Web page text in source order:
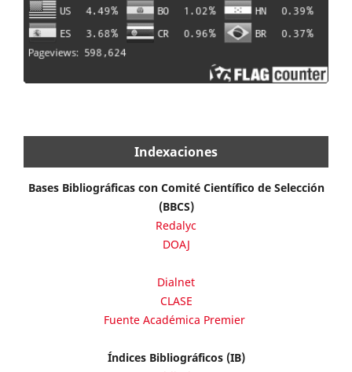
Indexaciones
Bases Bibliográficas con Comité Científico de Selección
(BBCS)
Redalyc
DOAJ
Dialnet
CLASE
Fuente Académica Premier
Índices Bibliográficos (IB)